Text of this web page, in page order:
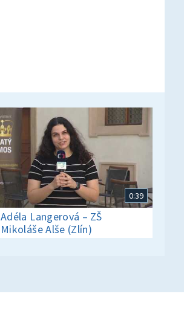
0:39
Adéla Langerová – ZŠ
Mikoláše Alše (Zlín)